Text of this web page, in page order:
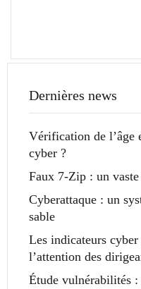
Dernières news
Vérification de l’âge
cyber ?
Faux 7-Zip : un
Cyberattaque : un
sable
Les indicateurs
l’attention des
Étude vulnérabilités